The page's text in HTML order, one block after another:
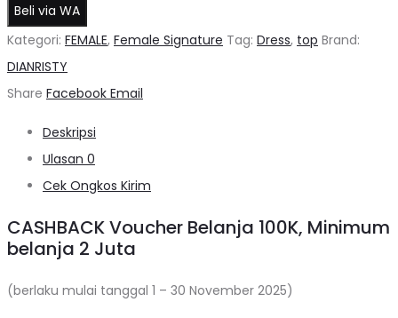
Beli via WA
Kategori: FEMALE, Female Signature Tag: Dress, top Brand:
DIANRISTY
Share Facebook Email
Deskripsi
Ulasan 0
Cek Ongkos Kirim
CASHBACK Voucher Belanja 100K, Minimum
belanja 2 Juta
(berlaku mulai tanggal 1 – 30 November 2025)